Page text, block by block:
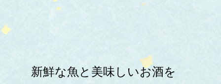
新鮮な魚と美味しいお酒を